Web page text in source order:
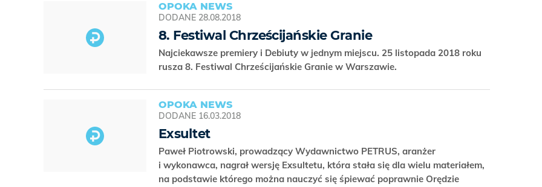
OPOKA NEWS
DODANE 28.08.2018
8. Festiwal Chrześcijańskie Granie
Najciekawsze premiery i Debiuty w jednym miejscu. 25 listopada 2018 roku
rusza 8. Festiwal Chrześcijańskie Granie w Warszawie.
OPOKA NEWS
DODANE 16.03.2018
Exsultet
Paweł Piotrowski, prowadzący Wydawnictwo PETRUS, aranżer
i wykonawca, nagrał wersję Exsultetu, która stała się dla wielu materiałem,
na podstawie którego można nauczyć się śpiewać poprawnie Orędzie